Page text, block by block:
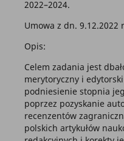
2022–2024.
Umowa z dn. 9.12.2022
Opis:
Celem zadania jest
merytoryczny i
podniesienie stopnia
poprzez pozyskanie
recenzentów
polskich artykułów